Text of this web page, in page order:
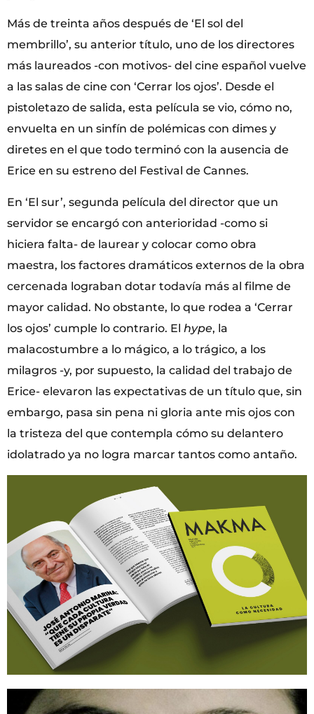
Más de treinta años después de ‘El sol del
membrillo’, su anterior título, uno de los directores
más laureados -con motivos- del cine español vuelve
a las salas de cine con ‘Cerrar los ojos’. Desde el
pistoletazo de salida, esta película se vio, cómo no,
envuelta en un sinfín de polémicas con dimes y
diretes en el que todo terminó con la ausencia de
Erice en su estreno del Festival de Cannes.
En ‘El sur’, segunda película del director que un
servidor se encargó con anterioridad -como si
hiciera falta- de laurear y colocar como obra
maestra, los factores dramáticos externos de la obra
cercenada lograban dotar todavía más al filme de
mayor calidad. No obstante, lo que rodea a ‘Cerrar
los ojos’ cumple lo contrario. El hype, la
malacostumbre a lo mágico, a lo trágico, a los
milagros -y, por supuesto, la calidad del trabajo de
Erice- elevaron las expectativas de un título que, sin
embargo, pasa sin pena ni gloria ante mis ojos con
la tristeza del que contempla cómo su delantero
idolatrado ya no logra marcar tantos como antaño.